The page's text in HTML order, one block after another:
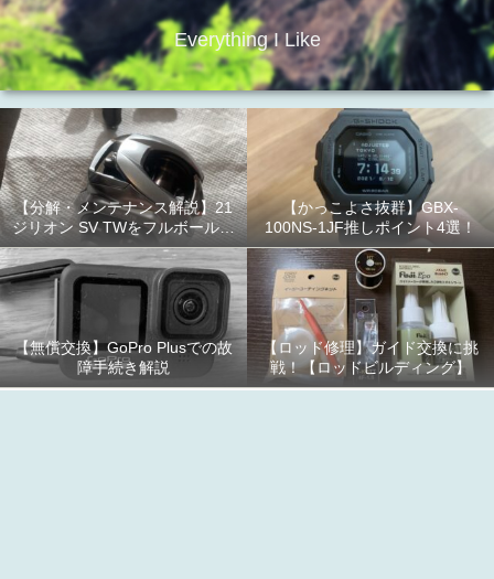
Everything I Like
【分解・メンテナンス解説】21
ジリオン SV TWをフルボールベ
アリング化！
【かっこよさ抜群】GBX-
100NS-1JF推しポイント4選！
【無償交換】GoPro Plusでの故
障手続き解説
【ロッド修理】ガイド交換に挑
戦！【ロッドビルディング】